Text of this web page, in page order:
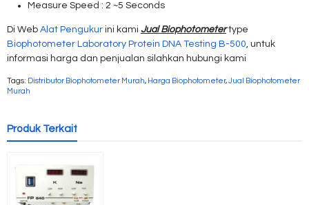
Measure Speed : 2 ~5 Seconds
Di Web Alat Pengukur ini kami Jual Biophotometertype
Biophotometer Laboratory Protein DNA Testing B-500, untuk
informasi harga dan penjualan silahkan hubungi kami
Tags: Distributor Biophotometer Murah, Harga Biophotometer,Jual Biophotometer
Murah
Produk Terkait